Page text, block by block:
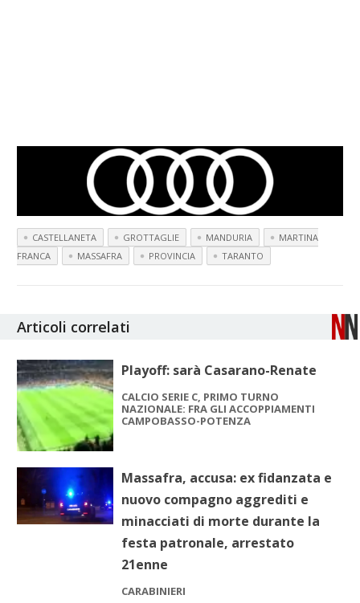
CASTELLANETA GROTTAGLIE MANDURIA
MARTINA
FRANCA
MASSAFRA PROVINCIA TARANTO
Articoli correlati
Playoff: sarà Casarano-Renate
CALCIO SERIE C, PRIMO TURNO
NAZIONALE: FRA GLI ACCOPPIAMENTI
CAMPOBASSO-POTENZA
Massafra, accusa: ex fidanzata e
nuovo compagno aggrediti e
minacciati di morte durante la
festa patronale, arrestato
21enne
CARABINIERI